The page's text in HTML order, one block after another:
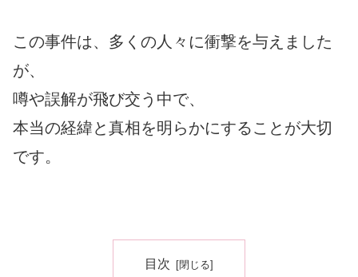
この事件は、多くの人々に衝撃を与えました
が、
噂や誤解が飛び交う中で、
本当の経緯と真相を明らかにすることが大切
です。
目次